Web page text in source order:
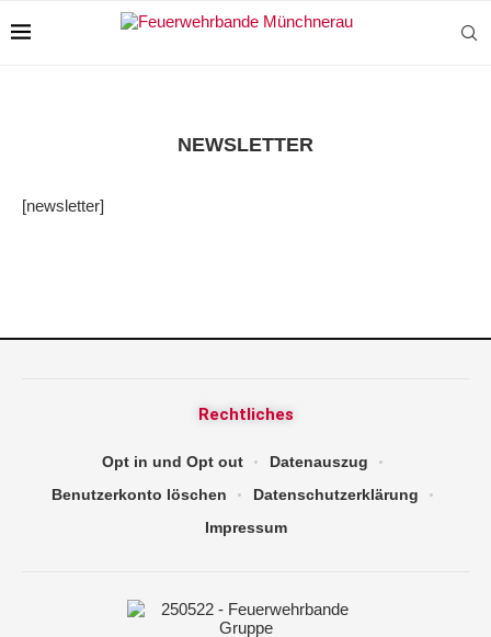
NEWSLETTER
[newsletter]
Rechtliches
Opt in und Opt out
Datenauszug
Benutzerkonto löschen
Datenschutzerklärung
Impressum